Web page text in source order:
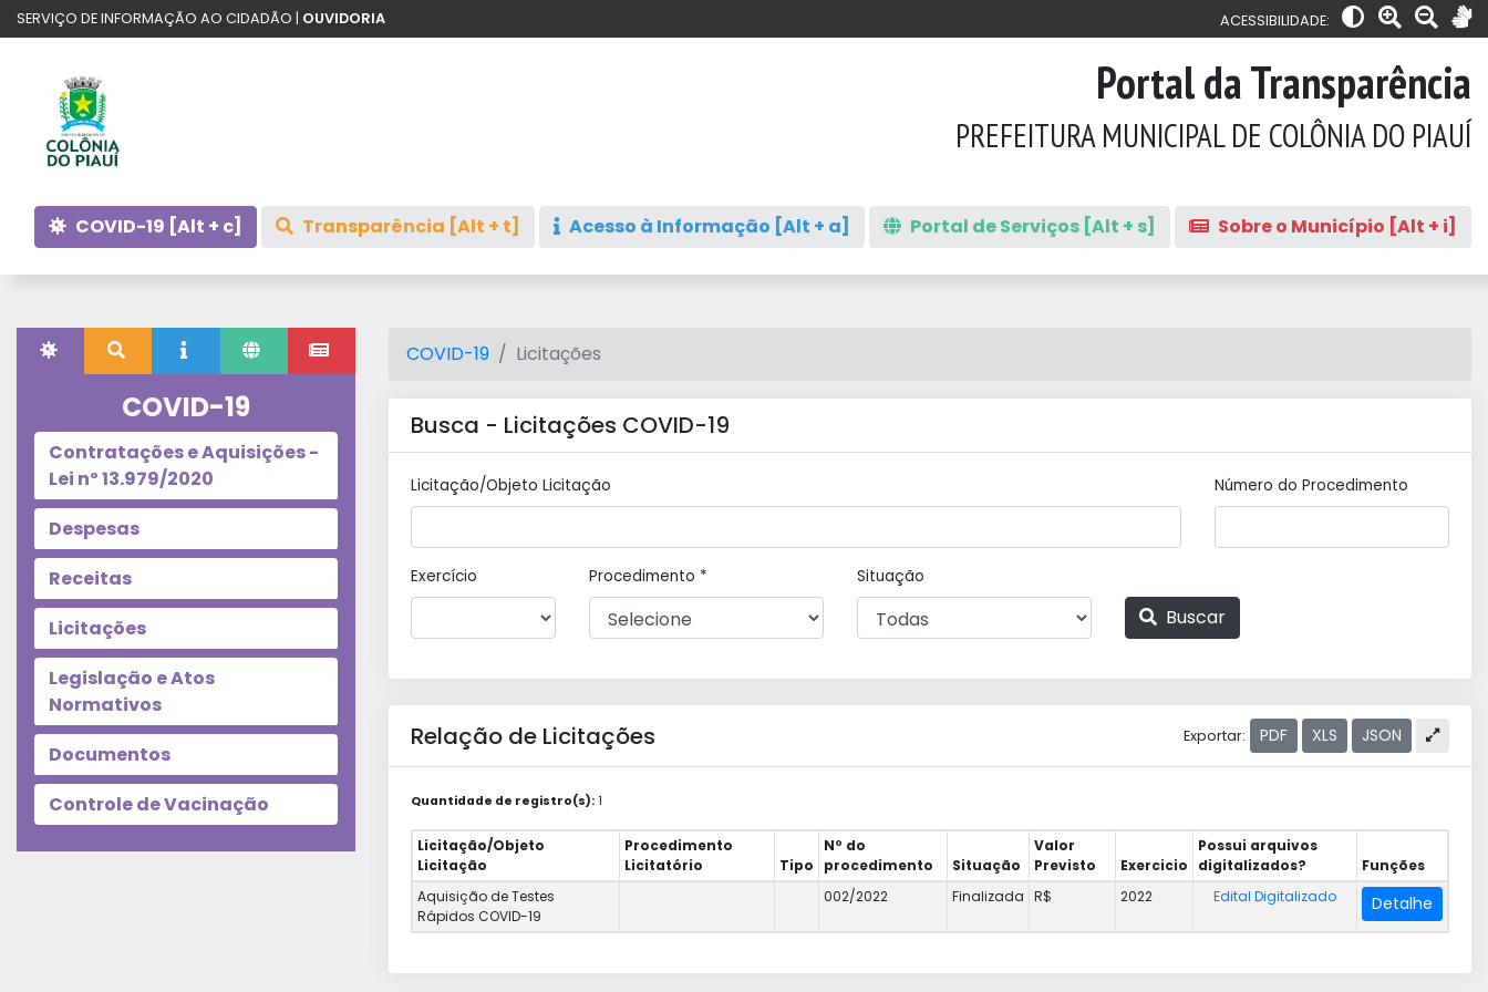
SERVIÇO DE INFORMAÇÃO AO CIDADÃO | OUVIDORIA ACESSIBILIDADE:
Portal da Transparência
PREFEITURA MUNICIPAL DE COLÔNIA DO PIAUÍ
COVID-19 [Alt + c] Transparência [Alt + t] Acesso à Informação [Alt + a] Portal de Serviços [Alt + s] Sobre o Município [Alt + i]
COVID-19
Contratações e Aquisições -
Lei nº 13.979/2020
Despesas
Receitas
Licitações
Legislação e Atos
Normativos
Documentos
Controle de Vacinação
COVID-19 Licitações
Busca - Licitações COVID-19
Licitação/Objeto Licitação Número do Procedimento
Exercício Procedimento * Situação
Buscar
Relação de Licitações Exportar: PDF XLS JSON
Quantidade de registro(s): 1
Licitação/Objeto
Licitação
Procedimento
Licitatório
Tipo
Nº do
procedimento
Situação
Valor
Previsto
Exercicio
Possui arquivos
digitalizados?
Funções
Aquisição de Testes
Rápidos COVID-19
002/2022 Finalizada R$ 2022 Edital Digitalizado Detalhe